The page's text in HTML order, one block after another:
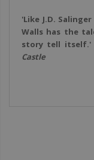
'Like J.D.
Walls has the
story tell
Castle